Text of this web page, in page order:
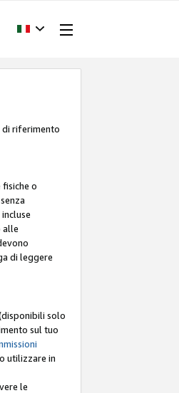
di riferimento
fisiche o
alle
di leggere
solo
sul tuo
utilizzare in
le